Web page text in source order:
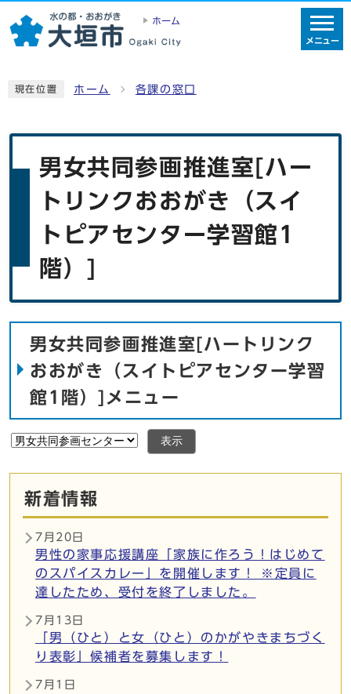
ホーム
メニュー
現在位置 ホーム 各課の窓口
男女共同参画推進室[ハー
トリンクおおがき（スイ
トピアセンター学習館1
階）]
男女共同参画推進室[ハートリンク
おおがき（スイトピアセンター学習
館1階）]メニュー
表示
新着情報
7月20日
男性の家事応援講座「家族に作ろう！はじめて
のスパイスカレー」を開催します！ ※定員に
達したため、受付を終了しました。
7月13日
「男（ひと）と女（ひと）のかがやきまちづく
り表彰」候補者を募集します！
7月1日